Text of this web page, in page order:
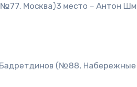
Москва)3 место – Антон
Бадретдинов (№88, Набережные